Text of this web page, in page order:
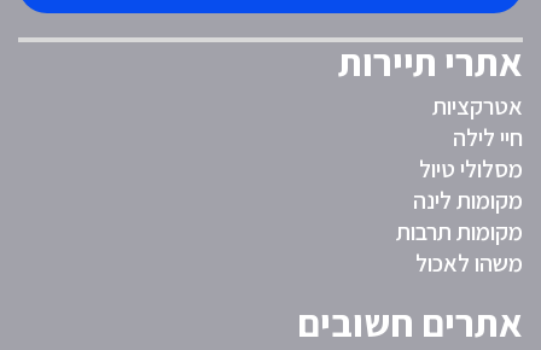
אתרי תיירות
אטרקציות
חיי לילה
מסלולי טיול
מקומות לינה
מקומות תרבות
משהו לאכול
אתרים חשובים